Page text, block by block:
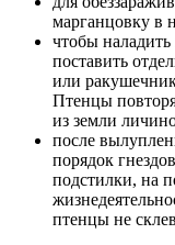
марганцовку в
чтобы
поставить
или
Птенцы
из земли
после
порядок
подстилки, на
птенцы не